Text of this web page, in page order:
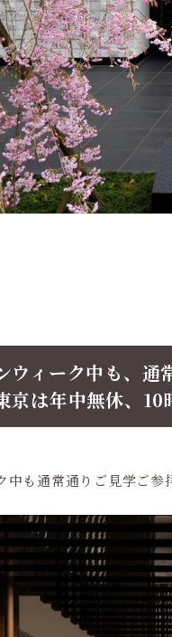
ィーク中も、通
京は年中無休、
中も通常通りご見学ご